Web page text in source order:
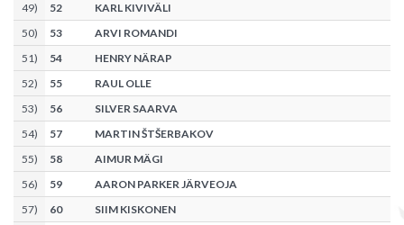
49) 52
KARL KIVIVÄLI
50) 53
ARVI ROMANDI
51) 54
HENRY NÄRAP
52) 55
RAUL OLLE
53) 56
SILVER SAARVA
54) 57
MARTIN ŠTŠERBAKOV
55) 58
AIMUR MÄGI
56) 59
AARON PARKER JÄRVEOJA
57) 60
SIIM KISKONEN